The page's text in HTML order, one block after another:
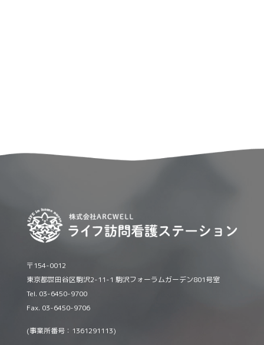
〒154-0012
東京都世田谷区駒沢2-11-1 駒沢フォーラムガーデン801号室
Tel. 03-6450-9700
Fax. 03-6450-9706
(事業所番号：1361291113)